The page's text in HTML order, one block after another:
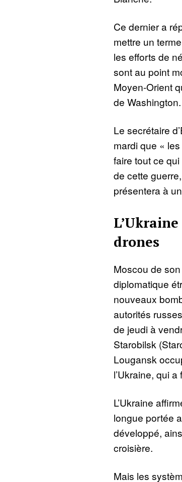
Ce dernier a
mettre un
les efforts de
sont au point
Moyen-Orient
de Washington.
Le secrétaire
mardi que «
faire tout ce
de cette
présentera à
drones
Moscou de
diplomatique
nouveaux
autorités
de jeudi à
Starobilsk
Lougansk
l’Ukraine, qui
L’Ukraine
longue portée
développé,
croisière.
Mais les